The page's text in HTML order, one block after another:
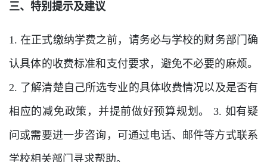
三、特别提示及建议
1. 在正式缴纳学费之前，请务必与学校的财务部门确
认具体的收费标准和支付要求，避免不必要的麻烦。
2. 了解清楚自己所选专业的具体收费情况以及是否有
相应的减免政策，并提前做好预算规划。 3. 如有疑
问或需要进一步咨询，可通过电话、邮件等方式联系
学校相关部门寻求帮助。